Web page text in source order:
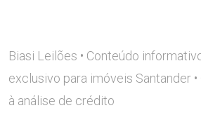
Biasi Leilões • Conteúdo
exclusivo para imóveis Santander
à análise de crédito